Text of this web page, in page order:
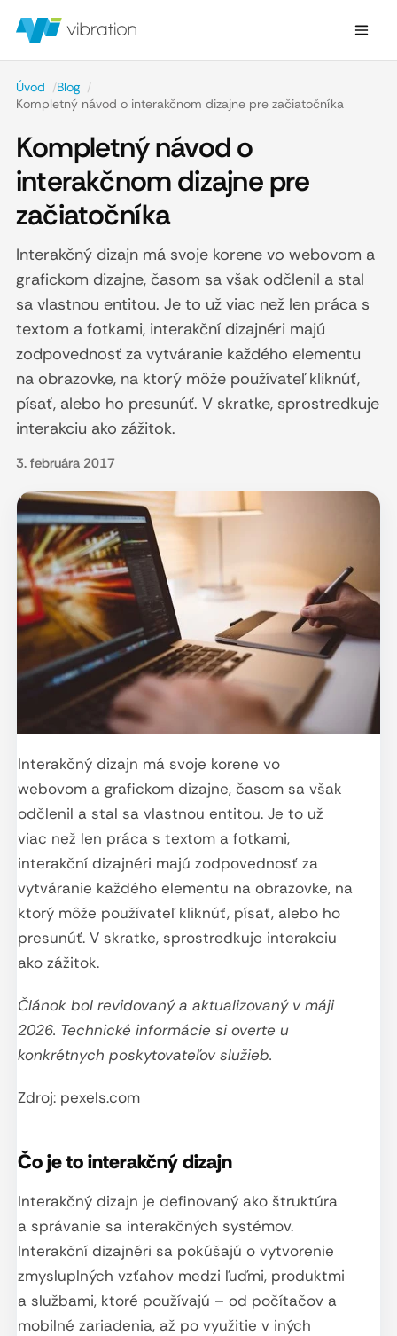
Úvod /Blog /
Kompletný návod o interakčnom dizajne pre začiatočníka
Kompletný návod o
interakčnom dizajne pre
začiatočníka
Interakčný dizajn má svoje korene vo webovom a
grafickom dizajne, časom sa však odčlenil a stal
sa vlastnou entitou. Je to už viac než len práca s
textom a fotkami, interakční dizajnéri majú
zodpovednosť za vytváranie každého elementu
na obrazovke, na ktorý môže používateľ kliknúť,
písať, alebo ho presunúť. V skratke, sprostredkuje
interakciu ako zážitok.
3. februára 2017
Interakčný dizajn má svoje korene vo
webovom a grafickom dizajne, časom sa však
odčlenil a stal sa vlastnou entitou. Je to už
viac než len práca s textom a fotkami,
interakční dizajnéri majú zodpovednosť za
vytváranie každého elementu na obrazovke, na
ktorý môže používateľ kliknúť, písať, alebo ho
presunúť. V skratke, sprostredkuje interakciu
ako zážitok.
Článok bol revidovaný a aktualizovaný v máji
2026. Technické informácie si overte u
konkrétnych poskytovateľov služieb.
Zdroj: pexels.com
Čo je to interakčný dizajn
Interakčný dizajn je definovaný ako štruktúra
a správanie sa interakčných systémov.
Interakční dizajnéri sa pokúšajú o vytvorenie
zmysluplných vzťahov medzi ľuďmi, produktmi
a službami, ktoré používajú – od počítačov a
mobilné zariadenia, až po využitie v iných